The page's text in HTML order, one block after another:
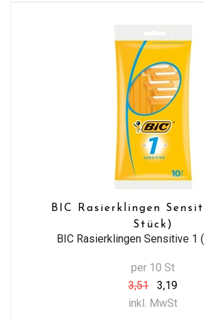
BIC Rasierklingen
Stück)
BIC Rasierklingen Sensitive 1
per 10 St
3,51
3,19
inkl. MwSt